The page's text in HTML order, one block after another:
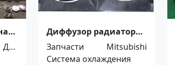
Для
Диффузор радиатора
в сборе MITSUBISHI
LANCER X 07-
Краснодар
Запчасти
Mitsubishi
Система охлаждения